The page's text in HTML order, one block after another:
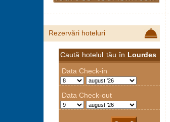
Rezervări hoteluri
Caută hotelul tău în Lourdes